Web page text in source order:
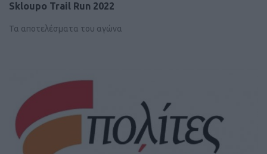
Skloupo Trail Run 2022
Τα αποτελέσματα του αγώνα